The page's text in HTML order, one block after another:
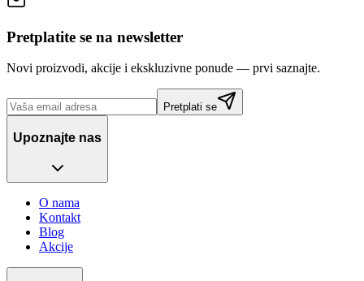
Pretplatite se na newsletter
Novi proizvodi, akcije i ekskluzivne ponude — prvi saznajte.
Pretplati se
Upoznajte nas
O nama
Kontakt
Blog
Akcije